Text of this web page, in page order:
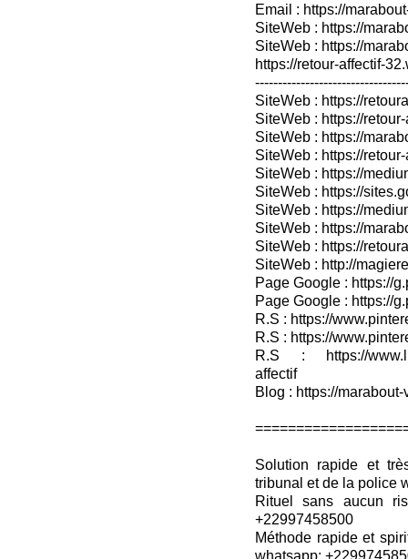
Email : https://
SiteWeb : https://
SiteWeb : https://
https://retour-affectif-
SiteWeb : https://
SiteWeb : https://
SiteWeb : https://
SiteWeb : https://
SiteWeb : https://
SiteWeb : https://
SiteWeb : https://
SiteWeb : https://
SiteWeb : https://
SiteWeb : http://
Page Google : https://
Page Google : https://
R.S : https://
R.S : https://
R.S : https://
affectif
Blog : https://
Solution rapide et
tribunal et de la police
Rituel sans aucun
+22997458500
Méthode rapide et
whatsapp: